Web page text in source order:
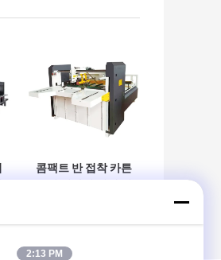
콤팩트 반 접착 카튼
2:13 PM